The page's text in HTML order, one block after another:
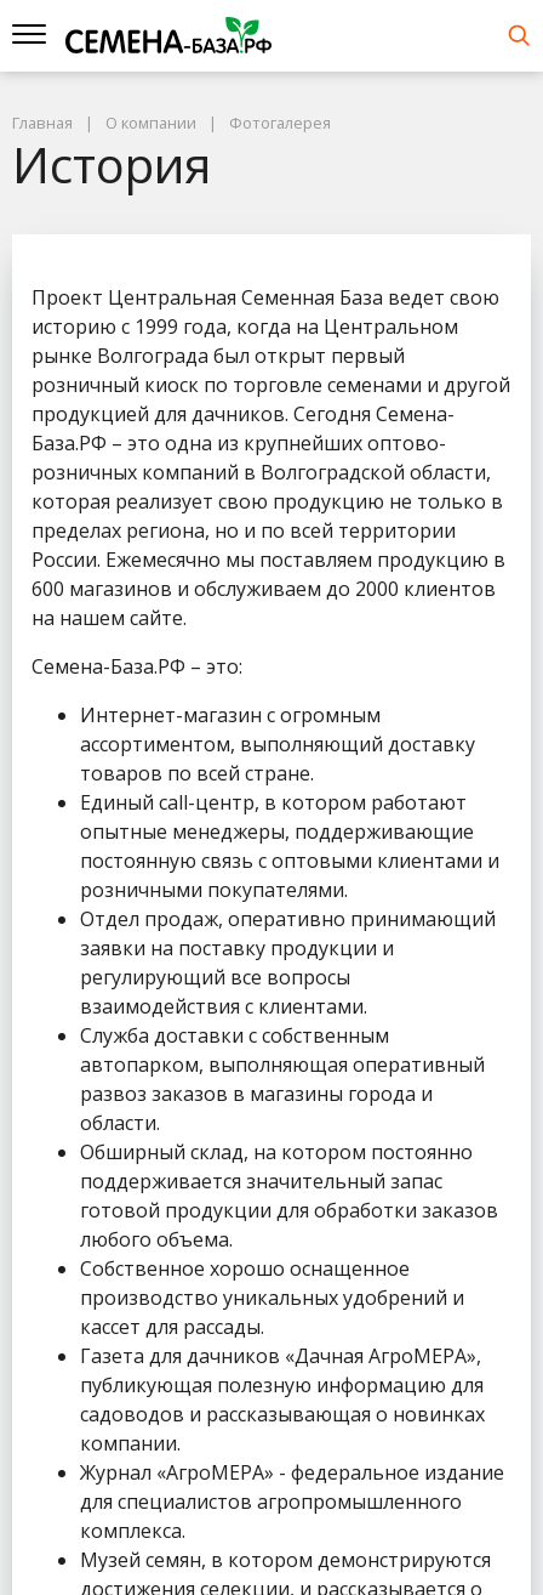
Главная О компании Фотогалерея
История
Проект Центральная Семенная База ведет свою
историю с 1999 года, когда на Центральном
рынке Волгограда был открыт первый
розничный киоск по торговле семенами и другой
продукцией для дачников. Сегодня Семена-
База.РФ – это одна из крупнейших оптово-
розничных компаний в Волгоградской области,
которая реализует свою продукцию не только в
пределах региона, но и по всей территории
России. Ежемесячно мы поставляем продукцию в
600 магазинов и обслуживаем до 2000 клиентов
на нашем сайте.
Семена-База.РФ – это:
Интернет-магазин с огромным
ассортиментом, выполняющий доставку
товаров по всей стране.
Единый call-центр, в котором работают
опытные менеджеры, поддерживающие
постоянную связь с оптовыми клиентами и
розничными покупателями.
Отдел продаж, оперативно принимающий
заявки на поставку продукции и
регулирующий все вопросы
взаимодействия с клиентами.
Служба доставки с собственным
автопарком, выполняющая оперативный
развоз заказов в магазины города и
области.
Обширный склад, на котором постоянно
поддерживается значительный запас
готовой продукции для обработки заказов
любого объема.
Собственное хорошо оснащенное
производство уникальных удобрений и
кассет для рассады.
Газета для дачников «Дачная АгроМЕРА»,
публикующая полезную информацию для
садоводов и рассказывающая о новинках
компании.
Журнал «АгроМЕРА» - федеральное издание
для специалистов агропромышленного
комплекса.
Музей семян, в котором демонстрируются
достижения селекции, и рассказывается о